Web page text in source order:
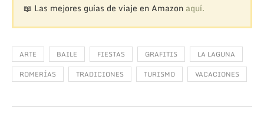
📖 Las mejores guías de viaje en Amazon aquí.
ARTE BAILE FIESTAS GRAFITIS
LA LAGUNA
ROMERÍAS
TRADICIONES TURISMO VACACIONES